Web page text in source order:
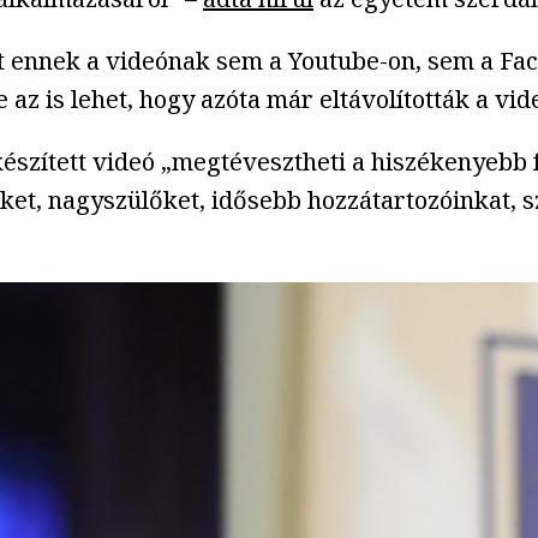
a videónak sem a Youtube-on, sem a
is lehet, hogy azóta már eltávolították a
videó „megtévesztheti a
nagyszülőket, idősebb hozzátartozóinkat,